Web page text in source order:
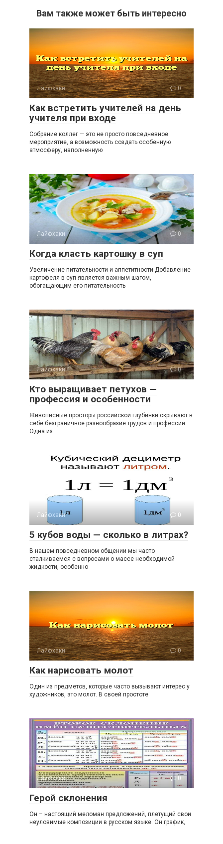
Вам также может быть интересно
Лайфхаки 0
Как встретить учителей на день
учителя при входе
Собрание коллег — это не просто повседневное
мероприятие, а возможность создать особенную
атмосферу, наполненную
Лайфхаки 0
Когда класть картошку в суп
Увеличение питательности и аппетитности Добавление
картофеля в суп является важным шагом,
обогащающим его питательность
Лайфхаки 0
Кто выращивает петухов —
профессия и особенности
Живописные просторы российской глубинки скрывают в
себе безграничное разнообразие трудов и профессий.
Одна из
Лайфхаки 0
5 кубов воды — сколько в литрах?
В нашем повседневном общении мы часто
сталкиваемся с вопросами о массе необходимой
жидкости, особенно
Лайфхаки 0
Как нарисовать молот
Один из предметов, которые часто вызывают интерес у
художников, это молот. В своей простоте
Лайфхаки 0
Герой склонения
Он – настоящий меломан предложений, плетущий свои
неуловимые композиции в русском языке. Он график,